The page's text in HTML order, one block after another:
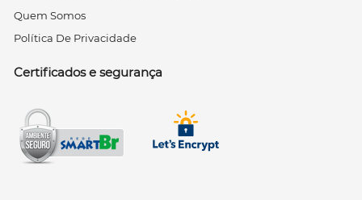
Quem Somos
Política De Privacidade
Certificados e segurança